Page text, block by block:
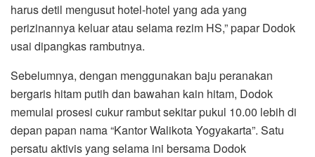
harus detil mengusut hotel-hotel yang ada yang
perizinannya keluar atau selama rezim HS,” papar Dodok
usai dipangkas rambutnya.
Sebelumnya, dengan menggunakan baju peranakan
bergaris hitam putih dan bawahan kain hitam, Dodok
memulai prosesi cukur rambut sekitar pukul 10.00 lebih di
depan papan nama “Kantor Walikota Yogyakarta”. Satu
persatu aktivis yang selama ini bersama Dodok